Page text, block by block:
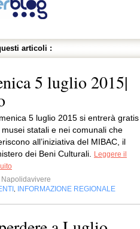
articoli :
5 luglio 2015|
5 luglio 2015 si entrerà gratis
musei statali e nei comunali che
all’iniziativa del MIBAC, il
dei Beni Culturali.
Leggere il
Napolidavivere
INFORMAZIONE REGIONALE